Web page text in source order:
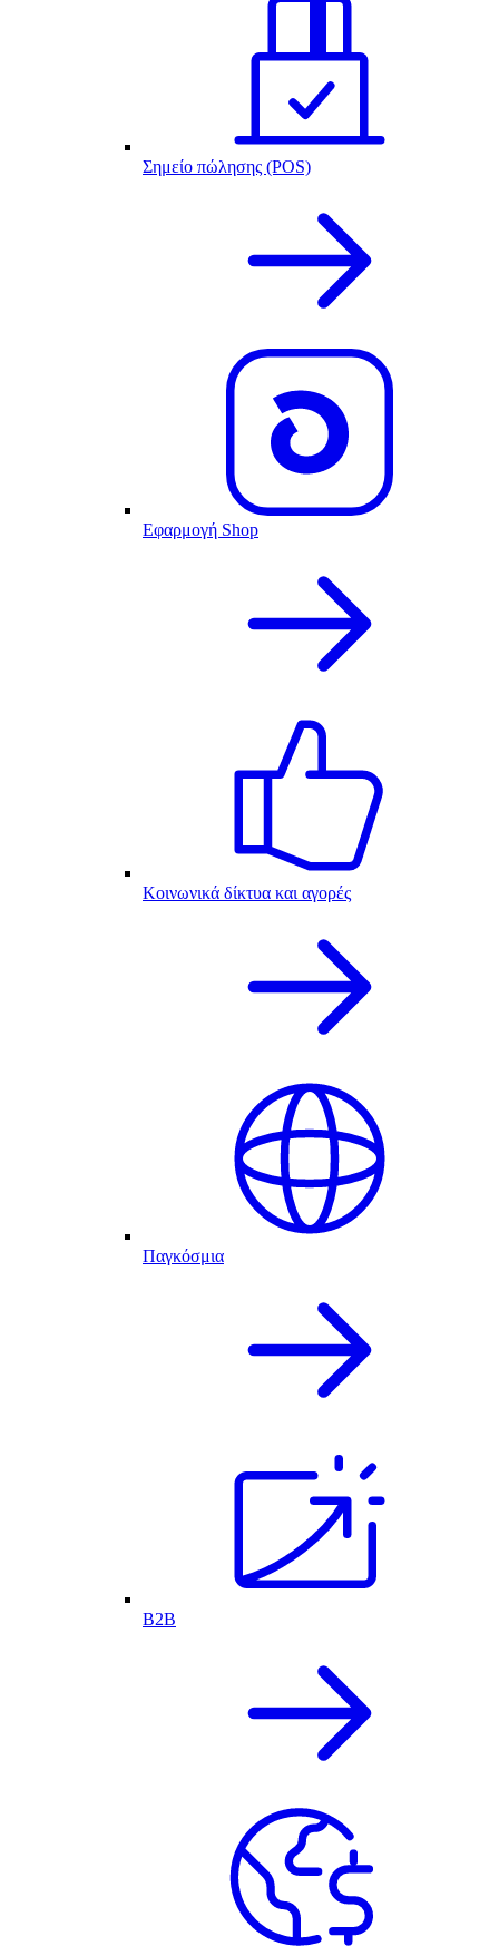
Σημείο πώλησης (POS)
Εφαρμογή Shop
Κοινωνικά δίκτυα και αγορές
Παγκόσμια
B2B